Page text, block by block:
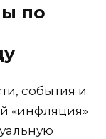
по
события и
«инфляция»